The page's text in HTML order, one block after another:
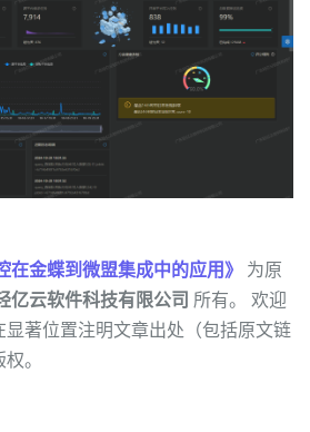
在金蝶到微盟集成中的应用》 为原
亿云软件科技有限公司 所有。 欢迎
著位置注明文章出处（包括原文链
。